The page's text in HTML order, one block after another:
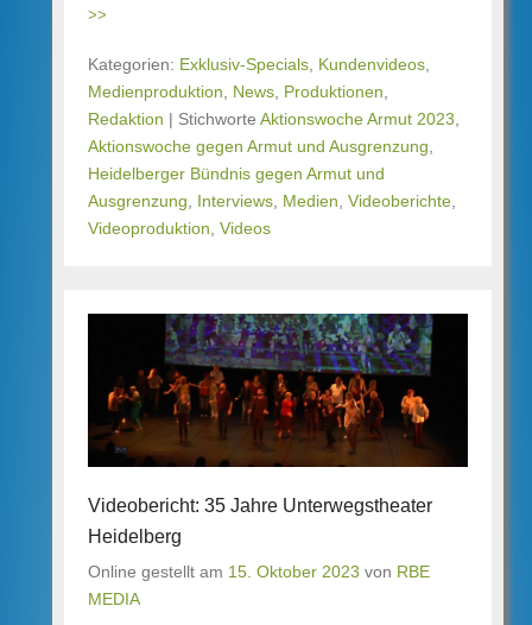
>>
Kategorien: Exklusiv-Specials Kundenvideos
Medienproduktion
News Produktionen
Redaktion | Stichworte Aktionswoche Armut 2023
Aktionswoche gegen Armut und Ausgrenzung
Heidelberger Bündnis gegen Armut und
Ausgrenzung
Interviews Medien Videoberichte
Videoproduktion Videos
Videobericht: 35 Jahre Unterwegstheater
Heidelberg
Online gestellt am 15. Oktober 2023 von RBE
MEDIA